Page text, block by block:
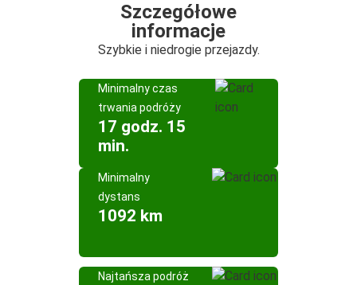
Szczegółowe
informacje
Szybkie i niedrogie przejazdy.
Minimalny czas
trwania podróży
17 godz. 15
min.
Minimalny
dystans
1092 km
Najtańsza podróż